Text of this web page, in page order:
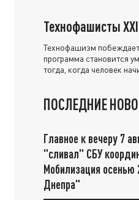
Технофашисты
Технофашизм побеждает
программа становится
тогда, когда человек
ПОСЛЕДНИЕ
Главное к вечеру 7
"сливал" СБУ
Мобилизация осенью
Днепра"